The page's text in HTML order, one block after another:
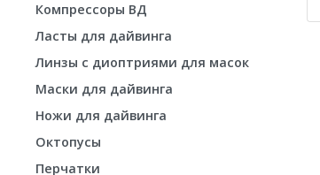
Компрессоры ВД
Ласты для дайвинга
Линзы с диоптриями для масок
Маски для дайвинга
Ножи для дайвинга
Октопусы
Перчатки